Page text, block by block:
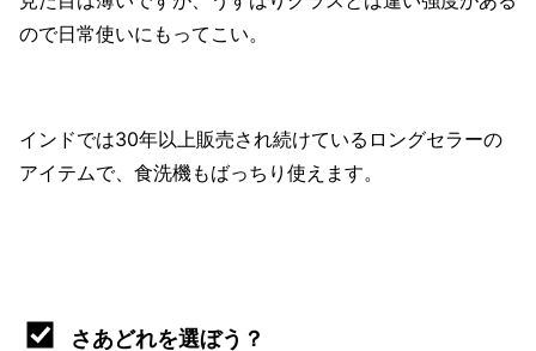
ので日常使いにもってこい。
インドでは30年以上販売され続けているロングセラーの
アイテムで、食洗機もばっちり使えます。
さあどれを選ぼう？